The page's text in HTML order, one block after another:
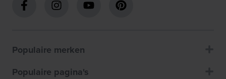
Populaire merken
Populaire pagina's